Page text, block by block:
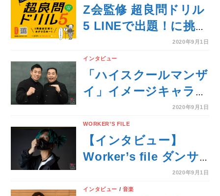
Z会監修 超良問ドリル
5 LINEで出題！に挑戦
2020年9月1日
インタビュー
「ハイスクールマンザ
イ」イメージキャラク
ターのミルクボーイに
インタビュー！
2020年9月1日
WORKER’S FILE
【インタビュー】
Worker’s file ダンサ
MaxxxX（36）
2020年9月1日
インタビュー / 音楽